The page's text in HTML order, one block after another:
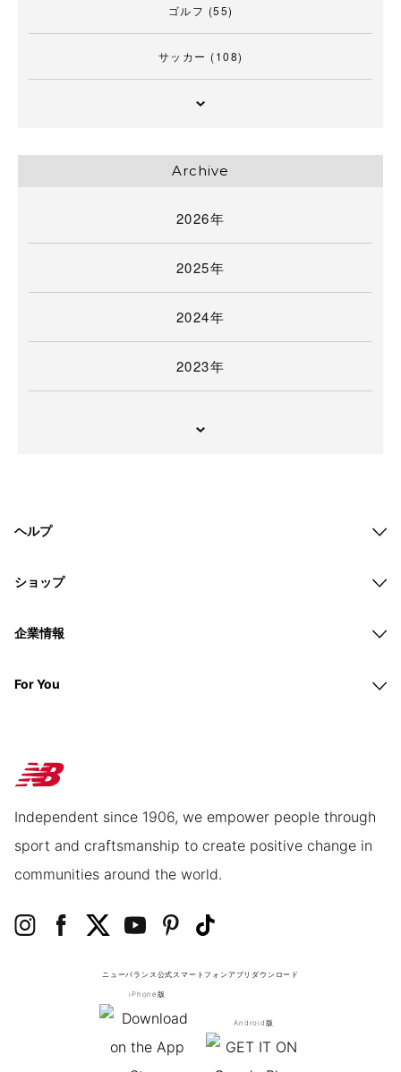
ゴルフ (55)
サッカー (108)
Archive
2026年
2025年
2024年
2023年
ヘルプ
ショップ
企業情報
For You
Independent since 1906, we empower people through
sport and craftsmanship to create positive change in
communities around the world.
ニューバランス公式スマートフォンアプリ ダウンロード
iPhone版
Android版